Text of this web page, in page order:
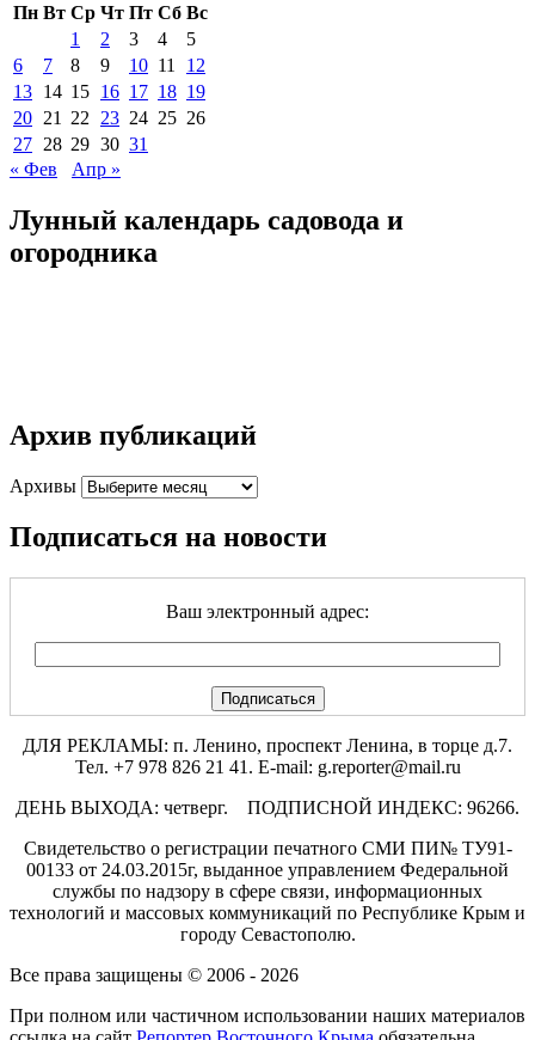
Пн Вт Ср Чт Пт Сб Вс
1
2 3 4
5
6
7 8 9 10 11
12
13 14 15 16 17 18 19
20 21 22 23 24 25 26
27 28 29 30 31
« Фев
Апр »
Лунный календарь садовода и
огородника
Архив публикаций
Архивы
Подписаться на новости
Ваш электронный адрес:
ДЛЯ РЕКЛАМЫ: п. Ленино, проспект Ленина, в торце д.7.
Тел. +7 978 826 21 41. E-mail: g.reporter@mail.ru
ДЕНЬ ВЫХОДА: четверг. ПОДПИСНОЙ ИНДЕКС: 96266.
Свидетельство о регистрации печатного СМИ ПИ№ ТУ91-
00133 от 24.03.2015г, выданное управлением Федеральной
службы по надзору в сфере связи, информационных
технологий и массовых коммуникаций по Республике Крым и
городу Севастополю.
Все права защищены © 2006 - 2026
При полном или частичном использовании наших материалов